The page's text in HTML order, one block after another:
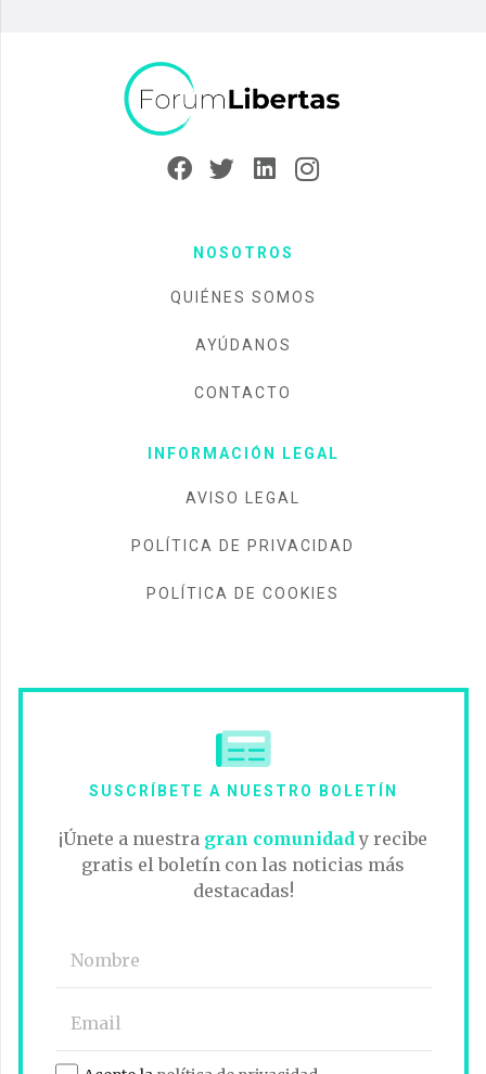
NOSOTROS
QUIÉNES SOMOS
AYÚDANOS
CONTACTO
INFORMACIÓN LEGAL
AVISO LEGAL
POLÍTICA DE PRIVACIDAD
POLÍTICA DE COOKIES
SUSCRÍBETE A NUESTRO BOLETÍN
¡Únete a nuestra gran comunidad y recibe
gratis el boletín con las noticias más
destacadas!